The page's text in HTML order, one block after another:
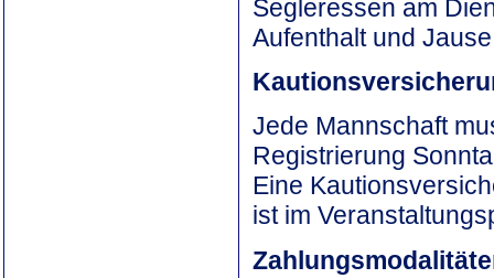
Segleressen am
Aufenthalt und
Jede Mannschaft
Registrierung
Eine
ist im